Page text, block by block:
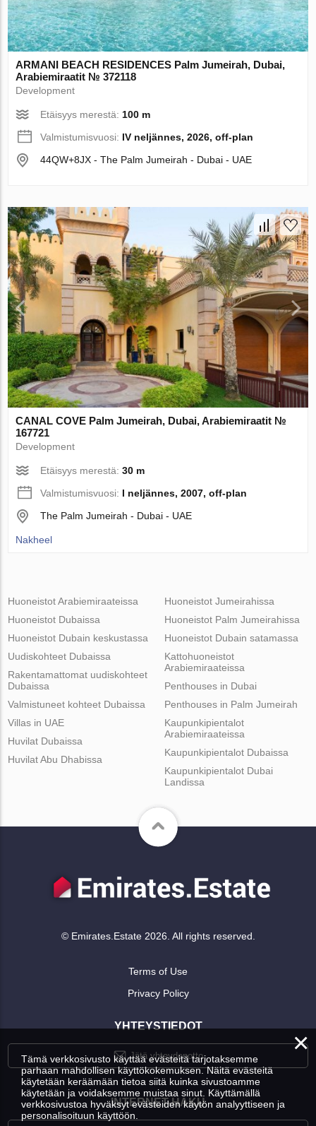
ARMANI BEACH RESIDENCES Palm Jumeirah, Dubai,
Arabiemiraatit № 372118
Development
Etäisyys merestä: 100 m
Valmistumisvuosi: IV neljännes, 2026, off-plan
44QW+8JX - The Palm Jumeirah - Dubai - UAE
CANAL COVE Palm Jumeirah, Dubai, Arabiemiraatit №
167721
Development
Etäisyys merestä:30 m
Valmistumisvuosi: I neljännes, 2007, off-plan
The Palm Jumeirah - Dubai - UAE
Nakheel
Huoneistot Arabiemiraateissa
Huoneistot Dubaissa
Huoneistot Dubain keskustassa
Huoneistot Jumeirahissa
Huoneistot Palm Jumeirahissa
Huoneistot Dubain satamassa
Uudiskohteet Dubaissa
Rakentamattomat uudiskohteet
Dubaissa
Valmistuneet kohteet Dubaissa
Kattohuoneistot
Arabiemiraateissa
Penthouses in Dubai
Penthouses in Palm Jumeirah
Villas in UAE
Huvilat Dubaissa
Huvilat Abu Dhabissa
Kaupunkipientalot
Arabiemiraateissa
Kaupunkipientalot Dubaissa
Kaupunkipientalot Dubai
Landissa
© Emirates.Estate 2026. All rights reserved.
Terms of Use
Privacy Policy
YHTEYSTIEDOT
Jätä yhteydenotto
INTERNET-HAKU
×
Tämä verkkosivusto käyttää evästeitä tarjotaksemme
parhaan mahdollisen käyttökokemuksen. Näitä evästeitä
käytetään keräämään tietoa siitä kuinka sivustoamme
käytetään ja voidaksemme muistaa sinut. Käyttämällä
verkkosivustoa hyväksyt evästeiden käytön analyyttiseen ja
personalisoituun käyttöön.